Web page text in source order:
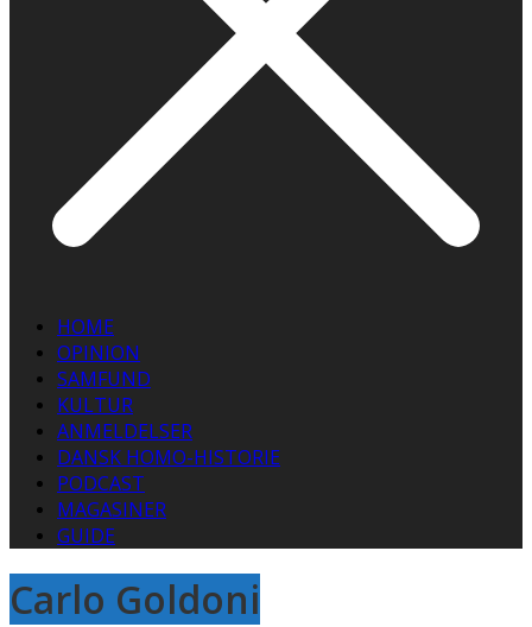
HOME
OPINION
SAMFUND
KULTUR
ANMELDELSER
DANSK HOMO-HISTORIE
PODCAST
MAGASINER
GUIDE
Carlo Goldoni